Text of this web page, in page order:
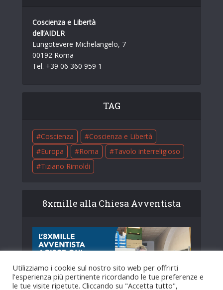
Coscienza e Libertà
dell’AIDLR
Lungotevere Michelangelo, 7
00192 Roma
Tel. +39 06 360 959 1
TAG
Coscienza
Coscienza e Libertà
Europa
Roma
Tavolo interreligioso
Tiziano Rimoldi
8xmille alla Chiesa Avventista
Utilizziamo i cookie sul nostro sito web per offrirti
l'esperienza più pertinente ricordando le tue preferenze e
le tue visite ripetute. Cliccando su "Accetta tutto",